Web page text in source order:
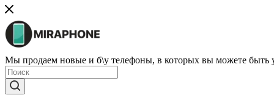
Мы продаем новые и б\у телефоны, в которых вы можете быть